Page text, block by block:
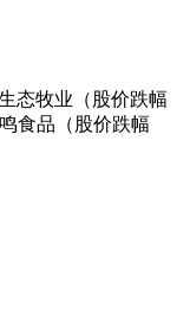
态牧业（股价跌幅
食品（股价跌幅